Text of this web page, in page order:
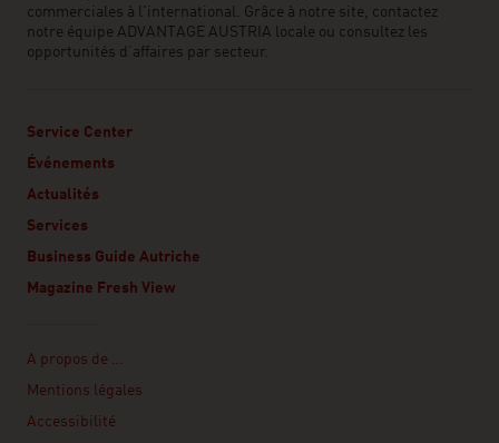
commerciales à l'international. Grâce à notre site, contactez
notre équipe ADVANTAGE AUSTRIA locale ou consultez les
opportunités d’affaires par secteur.
Service Center
Événements
Actualités
Services
Business Guide Autriche
Magazine Fresh View
A propos de …
Mentions légales
Accessibilité